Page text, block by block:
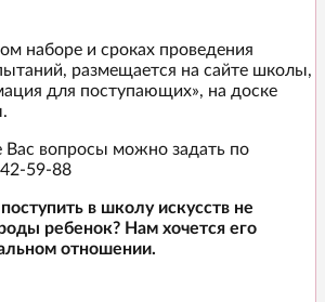
наборе и сроках проведения
размещается на сайте школы,
для поступающих», на доске
Вас вопросы можно задать по
59-88
в школу искусств не
ребенок? Нам хочется его
отношении.